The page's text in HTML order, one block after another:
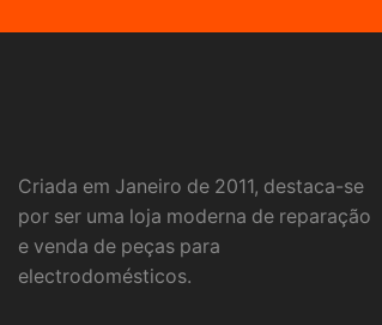
Criada em Janeiro de 2011, destaca-se
por ser uma loja moderna de reparação
e venda de peças para
electrodomésticos.